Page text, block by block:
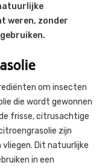
weren, zonder
om insecten
die wordt gewonnen
frisse, citrusachtige
zijn
Dit natuurlijke
in een